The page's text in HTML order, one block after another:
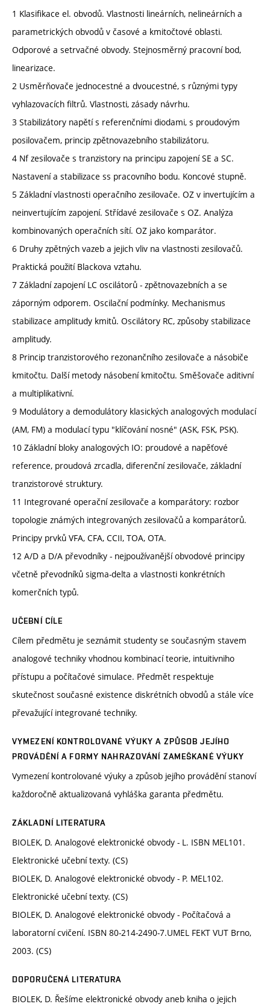
1 Klasifikace el. obvodů. Vlastnosti lineárních, nelineárních a
parametrických obvodů v časové a kmitočtové oblasti.
Odporové a setrvačné obvody. Stejnosměrný pracovní bod,
linearizace.
2 Usměrňovače jednocestné a dvoucestné, s různými typy
vyhlazovacích filtrů. Vlastnosti, zásady návrhu.
3 Stabilizátory napětí s referenčními diodami, s proudovým
posilovačem, princip zpětnovazebního stabilizátoru.
4 Nf zesilovače s tranzistory na principu zapojení SE a SC.
Nastavení a stabilizace ss pracovního bodu. Koncové stupně.
5 Základní vlastnosti operačního zesilovače. OZ v invertujícím a
neinvertujícím zapojení. Střídavé zesilovače s OZ. Analýza
kombinovaných operačních sítí. OZ jako komparátor.
6 Druhy zpětných vazeb a jejich vliv na vlastnosti zesilovačů.
Praktická použití Blackova vztahu.
7 Základní zapojení LC oscilátorů - zpětnovazebních a se
záporným odporem. Oscilační podmínky. Mechanismus
stabilizace amplitudy kmitů. Oscilátory RC, způsoby stabilizace
amplitudy.
8 Princip tranzistorového rezonančního zesilovače a násobiče
kmitočtu. Další metody násobení kmitočtu. Směšovače aditivní
a multiplikativní.
9 Modulátory a demodulátory klasických analogových modulací
(AM, FM) a modulací typu "klíčování nosné" (ASK, FSK, PSK).
10 Základní bloky analogových IO: proudové a napěťové
reference, proudová zrcadla, diferenční zesilovače, základní
tranzistorové struktury.
11 Integrované operační zesilovače a komparátory: rozbor
topologie známých integrovaných zesilovačů a komparátorů.
Principy prvků VFA, CFA, CCII, TOA, OTA.
12 A/D a D/A převodníky - nejpoužívanější obvodové principy
včetně převodníků sigma-delta a vlastnosti konkrétních
komerčních typů.
UČEBNÍ CÍLE
Cílem předmětu je seznámit studenty se současným stavem
analogové techniky vhodnou kombinací teorie, intuitivniho
přístupu a počítačové simulace. Předmět respektuje
skutečnost současné existence diskrétních obvodů a stále více
převažující integrované techniky.
VYMEZENÍ KONTROLOVANÉ VÝUKY A ZPŮSOB JEJÍHO
PROVÁDĚNÍ A FORMY NAHRAZOVÁNÍ ZAMEŠKANÉ VÝUKY
Vymezení kontrolované výuky a způsob jejího provádění stanoví
každoročně aktualizovaná vyhláška garanta předmětu.
ZÁKLADNÍ LITERATURA
BIOLEK, D. Analogové elektronické obvody - L. ISBN MEL101.
Elektronické učební texty. (CS)
BIOLEK, D. Analogové elektronické obvody - P. MEL102.
Elektronické učební texty. (CS)
BIOLEK, D. Analogové elektronické obvody - Počítačová a
laboratorní cvičení. ISBN 80-214-2490-7.UMEL FEKT VUT Brno,
2003. (CS)
DOPORUČENÁ LITERATURA
BIOLEK, D. Řešíme elektronické obvody aneb kniha o jejich